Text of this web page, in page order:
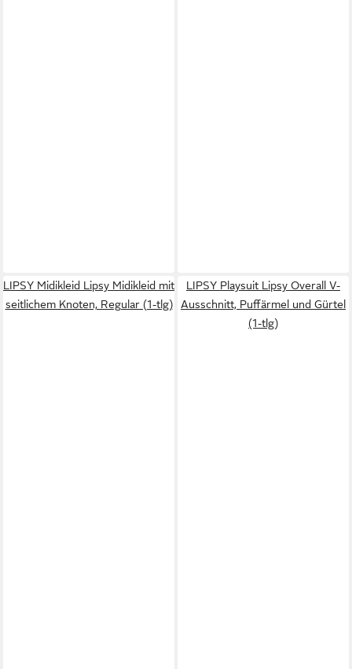
LIPSY Midikleid Lipsy Midikleid mit
seitlichem Knoten, Regular (1-tlg)
LIPSY Playsuit Lipsy Overall V-
Ausschnitt, Puffärmel und Gürtel
(1-tlg)